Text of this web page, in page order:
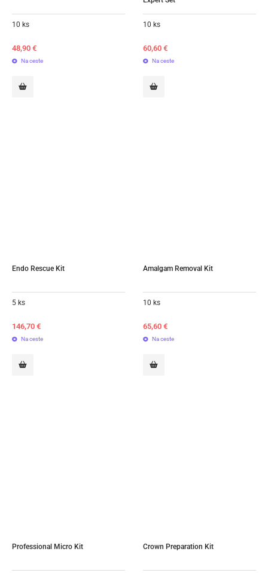
10 ks
48,90 €
Na ceste
10 ks
60,60 €
Na ceste
Endo Rescue Kit
5 ks
146,70 €
Na ceste
Amalgam Removal Kit
10 ks
65,60 €
Na ceste
Professional Micro Kit Crown Preparation Kit